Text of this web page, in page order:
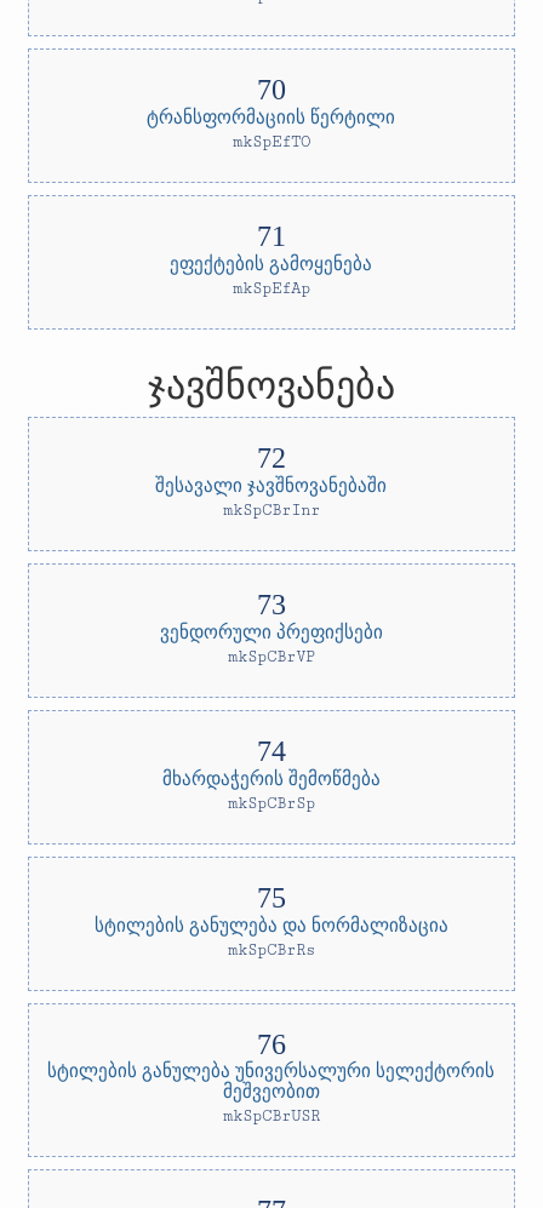
ტრანსფორმაციის წერტილი
mkSpEfTO
ეფექტების გამოყენება
mkSpEfAp
ჯავშნოვანება
შესავალი ჯავშნოვანებაში
mkSpCBrInr
ვენდორული პრეფიქსები
mkSpCBrVP
მხარდაჭერის შემოწმება
mkSpCBrSp
სტილების განულება და ნორმალიზაცია
mkSpCBrRs
სტილების განულება უნივერსალური სელექტორის
მეშვეობით
mkSpCBrUSR